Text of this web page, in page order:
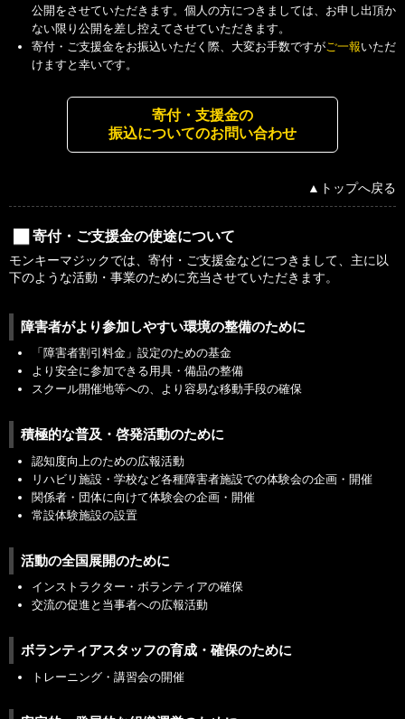
公開をさせていただきます。個人の方につきましては、お申し出頂か
ない限り公開を差し控えてさせていただきます。
寄付・ご支援金をお振込いただく際、大変お手数ですが ご一報いただ
けますと幸いです。
寄付・支援金の
振込についてのお問い合わせ
▲トップへ戻る
寄付・ご支援金の使途について
モンキーマジックでは、寄付・ご支援金などにつきまして、主に以
下のような活動・事業のために充当させていただきます。
障害者がより参加しやすい環境の整備のために
「障害者割引料金」設定のための基金
より安全に参加できる用具・備品の整備
スクール開催地等への、より容易な移動手段の確保
積極的な普及・啓発活動のために
認知度向上のための広報活動
リハビリ施設・学校など各種障害者施設での体験会の企画・開催
関係者・団体に向けて体験会の企画・開催
常設体験施設の設置
活動の全国展開のために
インストラクター・ボランティアの確保
交流の促進と当事者への広報活動
ボランティアスタッフの育成・確保のために
トレーニング・講習会の開催